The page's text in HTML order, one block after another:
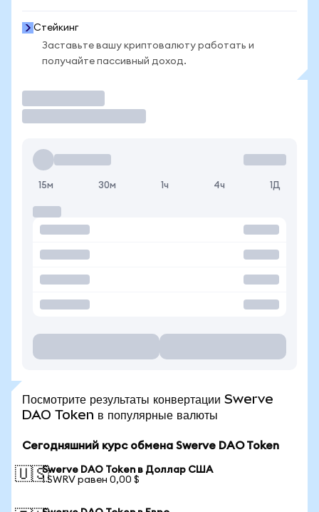
Стейкинг
Заставьте вашу криптовалюту работать и
получайте пассивный доход.
15м 30м 1ч 4ч 1Д
Посмотрите результаты конвертации Swerve
DAO Token в популярные валюты
Сегодняшний курс обмена Swerve DAO Token
🇺🇸Swerve DAO Token в Доллар США
1 SWRV равен 0,00 $